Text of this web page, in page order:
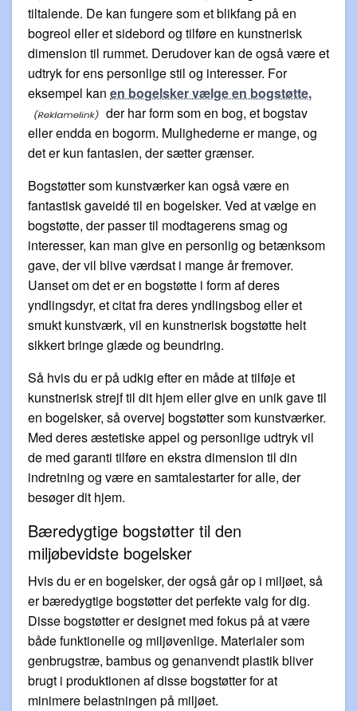
tiltalende. De kan fungere som et blikfang på en
bogreol eller et sidebord og tilføre en kunstnerisk
dimension til rummet. Derudover kan de også være et
udtryk for ens personlige stil og interesser. For
eksempel kan en bogelsker vælge en bogstøtte,
der har form som en bog, et bogstav
eller endda en bogorm. Mulighederne er mange, og
det er kun fantasien, der sætter grænser.
Bogstøtter som kunstværker kan også være en
fantastisk gaveidé til en bogelsker. Ved at vælge en
bogstøtte, der passer til modtagerens smag og
interesser, kan man give en personlig og betænksom
gave, der vil blive værdsat i mange år fremover.
Uanset om det er en bogstøtte i form af deres
yndlingsdyr, et citat fra deres yndlingsbog eller et
smukt kunstværk, vil en kunstnerisk bogstøtte helt
sikkert bringe glæde og beundring.
Så hvis du er på udkig efter en måde at tilføje et
kunstnerisk strejf til dit hjem eller give en unik gave til
en bogelsker, så overvej bogstøtter som kunstværker.
Med deres æstetiske appel og personlige udtryk vil
de med garanti tilføre en ekstra dimension til din
indretning og være en samtalestarter for alle, der
besøger dit hjem.
Bæredygtige bogstøtter til den
miljøbevidste bogelsker
Hvis du er en bogelsker, der også går op i miljøet, så
er bæredygtige bogstøtter det perfekte valg for dig.
Disse bogstøtter er designet med fokus på at være
både funktionelle og miljøvenlige. Materialer som
genbrugstræ, bambus og genanvendt plastik bliver
brugt i produktionen af disse bogstøtter for at
minimere belastningen på miljøet.